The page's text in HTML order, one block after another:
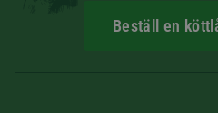
Beställ en